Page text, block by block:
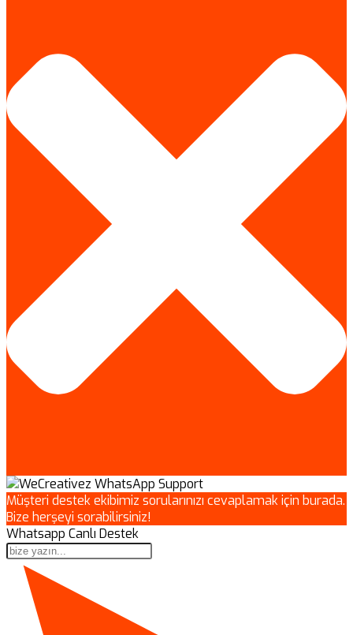
Müşteri destek ekibimiz sorularınızı cevaplamak için burada.
Bize herşeyi sorabilirsiniz!
Whatsapp Canlı Destek